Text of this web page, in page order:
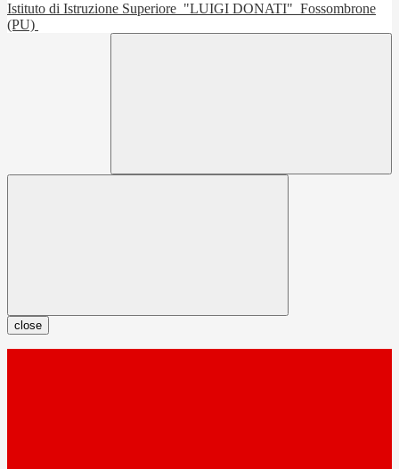
Istituto di Istruzione Superiore "LUIGI DONATI" Fossombrone
(PU)
close